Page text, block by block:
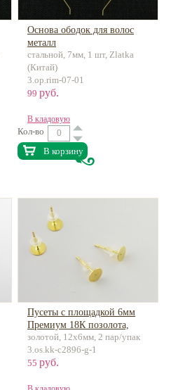
Основа ободок для волос
металл
стальной, 7мм, 1 шт, Zlatka
(Китай)
3.op.rim-07-01
99 руб.
В кладовую
Кол-во
В корзину
Пусеты с площадкой 6мм
Премиум 18К позолота,
латунь, ножка-нерж.сталь
золотой, 12х6мм, 2 пар/упак
3.os.kk-c2896-g-1
55 руб.